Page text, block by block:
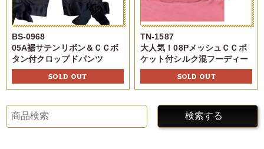
BS-0968
05A裾サテンリボン＆ＣＣボ
タン付クロップドパンツ
SOLD OUT
TN-1587
大人気！08PメッシュＣＣポ
ケット付シルク混フーディー
SOLD OUT
検索する